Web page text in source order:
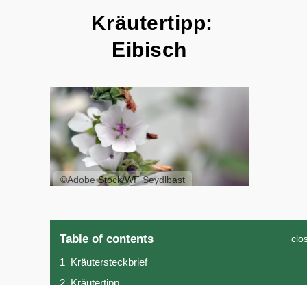
Kräutertipp:
Eibisch
©Adobe Stock/WF Seydlbast
Table of contents
1 Kräutersteckbrief